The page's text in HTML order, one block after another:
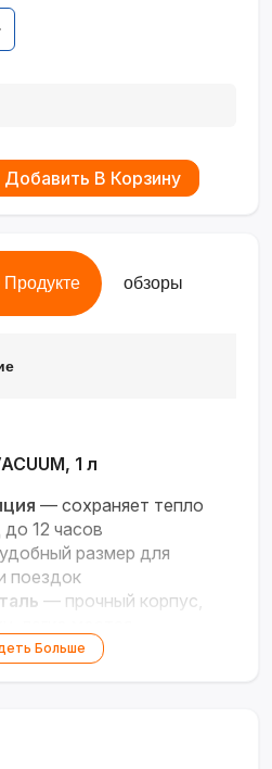
Добавить В Корзину
обзоры
1 л
— сохраняет тепло
12 часов
размер для
поездок
— прочный корпус,
— защита от
Больше